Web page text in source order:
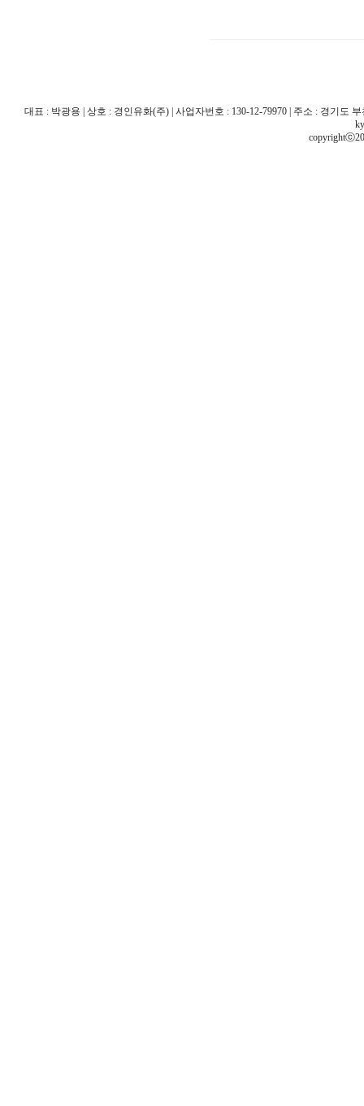
대표 : 박광용 | 상호 : 경인유화(주) | 사업자번호 : 130-12-79970 | 주소 : 경기도